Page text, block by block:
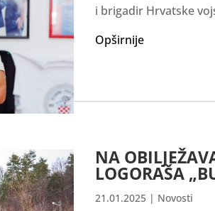
i brigadir Hrvatske
Opširnije
NA
LOGORAŠA
21.01.2025| Novosti